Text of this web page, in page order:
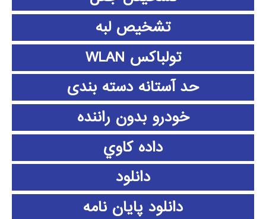
تشخیص لبه
تولباکس WLAN
حد آستانه دسته بندی
خودرو بدون راننده
داده كاوي
دانلود
دانلود پايان نامه